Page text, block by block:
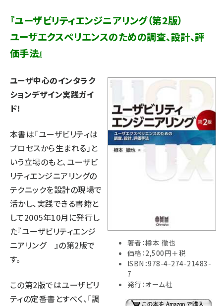
『ユーザビリティエンジニアリング（第2版）
ユーザエクスペリエンスのための調査、設計、評
価手法』
著者：樽本 徹也
価格：2,500円＋税
ISBN：978-4-274-21483-
7
発行：オーム社
ユーザ中心のインタラク
ションデザイン実践ガイ
ド！
本書は「ユーザビリティは
プロセスから生まれる」と
いう立場のもと、ユーザビ
リティエンジニアリングの
テクニックを設計の現場で
活かし、実践できる書籍と
して2005年10月に発行し
た『ユーザビリティエンジ
ニアリング 』の第2版で
す。
この第2版ではユーザビリ
ティの定番書とすべく、「調